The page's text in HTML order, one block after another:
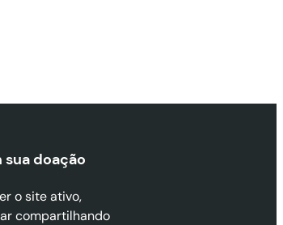
doação
o site ativo,
compartilhando